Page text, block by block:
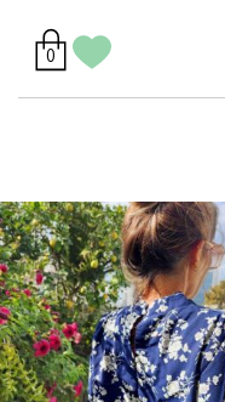
יש
לך
0מוצרים
בסל
הווישליסט